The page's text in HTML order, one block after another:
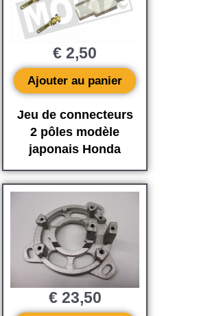
Jeu de connecteurs
2 pôles modèle
japonais Honda
€ 2,50
Ajouter au panier
€23,50